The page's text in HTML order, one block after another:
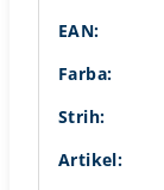
EAN:
Farba:
Strih:
Artikel: